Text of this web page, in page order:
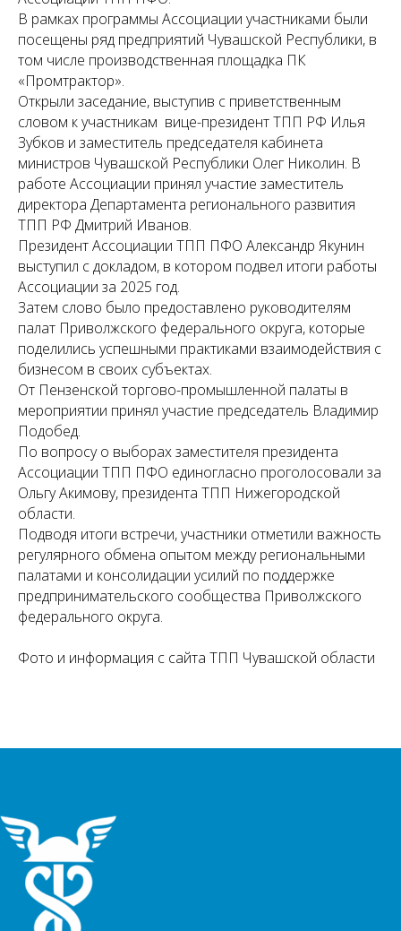
В рамках программы Ассоциации участниками были
посещены ряд предприятий Чувашской Республики, в
том числе производственная площадка ПК
«Промтрактор».
Открыли заседание, выступив с приветственным
словом к участникам вице-президент ТПП РФ Илья
Зубков и заместитель председателя кабинета
министров Чувашской Республики Олег Николин. В
работе Ассоциации принял участие заместитель
директора Департамента регионального развития
ТПП РФ Дмитрий Иванов.
Президент Ассоциации ТПП ПФО Александр Якунин
выступил с докладом, в котором подвел итоги работы
Ассоциации за 2025 год.
Затем слово было предоставлено руководителям
палат Приволжского федерального округа, которые
поделились успешными практиками взаимодействия с
бизнесом в своих субъектах.
От Пензенской торгово-промышленной палаты в
мероприятии принял участие председатель Владимир
Подобед.
По вопросу о выборах заместителя президента
Ассоциации ТПП ПФО единогласно проголосовали за
Ольгу Акимову, президента ТПП Нижегородской
области.
Подводя итоги встречи, участники отметили важность
регулярного обмена опытом между региональными
палатами и консолидации усилий по поддержке
предпринимательского сообщества Приволжского
федерального округа.
Фото и информация с сайта ТПП Чувашской области